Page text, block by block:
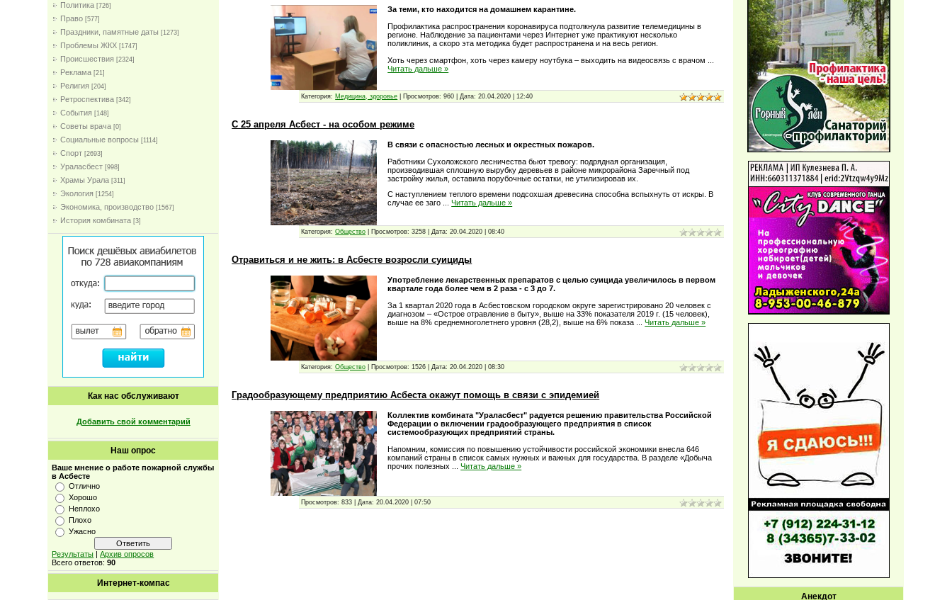
Политика [726]
Право [577]
Праздники, памятные даты [1273]
Проблемы ЖКХ [1747]
Проиcшествия [2324]
Реклама [21]
Религия [204]
Ретроспектива [342]
События [148]
Советы врача [0]
Социальные вопросы [1114]
Спорт [2693]
Ураласбест [998]
Храмы Урала [311]
Экология [1254]
Экономика, производство [1567]
История комбината [3]
Как нас обслуживают
Добавить свой комментарий
Наш опрос
Ваше мнение о работе пожарной службы
в Асбесте
Отлично
Хорошо
Неплохо
Плохо
Ужасно
Результаты |Архив опросов
Всего ответов:90
Интернет-компас
За теми, кто находится на домашнем карантине.
Профилактика распространения коронавируса подтолкнула развитие телемедицины в
регионе. Наблюдение за пациентами через Интернет уже практикуют несколько
поликлиник, а скоро эта методика будет распространена и на весь регион.
Хоть через смартфон, хоть через камеру ноутбука – выходить на видеосвязь с врачом
Читать дальше »
Категория: Медицина, здоровье Просмотров: 960 Дата: 20.04.2020 |12:40
С 25 апреля Асбест - на особом режиме
В связи с опасностью лесных и окрестных пожаров.
Работники Сухоложского лесничества бьют тревогу: подрядная организация,
производившая сплошную вырубку деревьев в районе микрорайона Заречный под
застройку жилья, оставила порубочные остатки, не утилизировав их.
С наступлением теплого времени подсохшая древесина способна вспыхнуть от искры. В
случае ее заго
...Читать дальше »
Категория: Общество Просмотров: 3258 Дата: 20.04.2020 |08:40
Отравиться и не жить: в Асбесте возросли суициды
Употребление лекарственных препаратов с целью суицида увеличилось в первом
квартале года более чем в 2 раза - с 3 до 7.
За 1 квартал 2020 года в Асбестовском городском округе зарегистрировано 20 человек с
диагнозом – «Острое отравление в быту», выше на 33% показателя 2019 г. (15 человек),
выше на 8% среднемноголетнего уровня (28,2), выше на 6% показа
...Читать дальше »
Категория: Общество Просмотров: 1526 Дата: 20.04.2020 |08:30
Градообразующему предприятию Асбеста окажут помощь в связи с эпидемией
Коллектив комбината "Ураласбест" радуется решению правительства Российской
Федерации о включении градообразующего предприятия в список
системообразующих предприятий страны.
Напомним, комиссия по повышению устойчивости российской экономики внесла 646
компаний страны в список самых нужных и важных для государства. В разделе «Добыча
прочих полезных
...Читать дальше »
Просмотров: 833 Дата: 20.04.2020 |07:50
Анекдот